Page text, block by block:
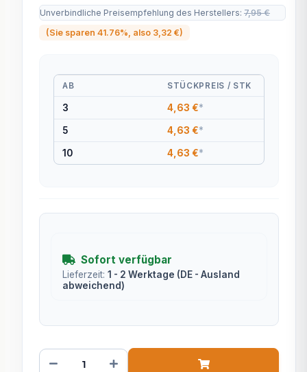
Unverbindliche Preisempfehlung des Herstellers: 7,95 €
(Sie sparen 41.76% , also 3,32 €)
AB STÜCKPREIS / STK
3 4,63 €*
5 4,63 €*
10 4,63 €*
Sofort verfügbar
Lieferzeit: 1 - 2 Werktage (DE - Ausland
abweichend)